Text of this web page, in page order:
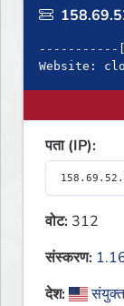
-----------[
Website:
पता (IP):
वोट: 312
संस्करण:
देश:
संयुक्त